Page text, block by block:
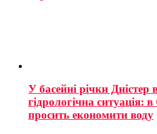
У басейні річки Дністер
гідрологічна ситуація:
просить економити воду